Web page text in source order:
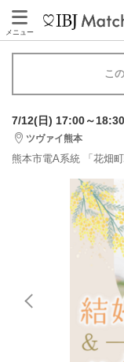
メニュー
こ
7/12(日) 17:00～18:30
ツヴァイ熊本
熊本市電A系統 「花畑